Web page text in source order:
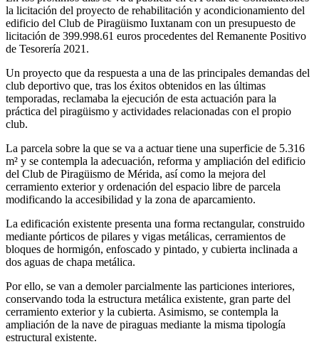
la licitación del proyecto de rehabilitación y acondicionamiento del
edificio del Club de Piragüismo Iuxtanam con un presupuesto de
licitación de 399.998.61 euros procedentes del Remanente Positivo
de Tesorería 2021.
Un proyecto que da respuesta a una de las principales demandas del
club deportivo que, tras los éxitos obtenidos en las últimas
temporadas, reclamaba la ejecución de esta actuación para la
práctica del piragüismo y actividades relacionadas con el propio
club.
La parcela sobre la que se va a actuar tiene una superficie de 5.316
m² y se contempla la adecuación, reforma y ampliación del edificio
del Club de Piragüismo de Mérida, así como la mejora del
cerramiento exterior y ordenación del espacio libre de parcela
modificando la accesibilidad y la zona de aparcamiento.
La edificación existente presenta una forma rectangular, construido
mediante pórticos de pilares y vigas metálicas, cerramientos de
bloques de hormigón, enfoscado y pintado, y cubierta inclinada a
dos aguas de chapa metálica.
Por ello, se van a demoler parcialmente las particiones interiores,
conservando toda la estructura metálica existente, gran parte del
cerramiento exterior y la cubierta. Asimismo, se contempla la
ampliación de la nave de piraguas mediante la misma tipología
estructural existente.